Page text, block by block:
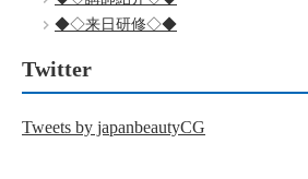
◆◇来日研修◇◆
Twitter
Tweets by japanbeautyCG